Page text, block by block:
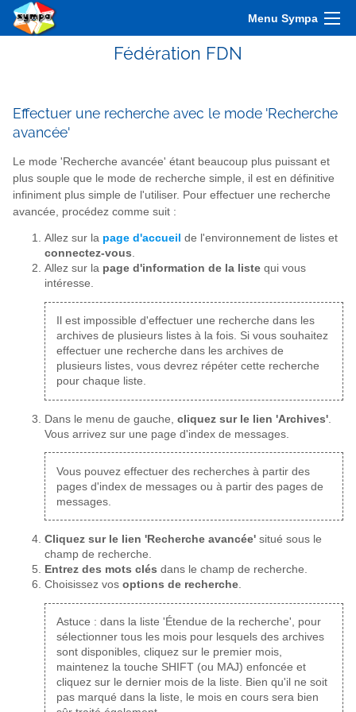
Menu Sympa
Fédération FDN
Effectuer une recherche avec le mode 'Recherche
avancée'
Le mode 'Recherche avancée' étant beaucoup plus puissant et
plus souple que le mode de recherche simple, il est en définitive
infiniment plus simple de l'utiliser. Pour effectuer une recherche
avancée, procédez comme suit :
Allez sur la page d'accueil de l'environnement de listes et
connectez-vous.
Allez sur la page d'information de la liste qui vous
intéresse.
Il est impossible d'effectuer une recherche dans les
archives de plusieurs listes à la fois. Si vous souhaitez
effectuer une recherche dans les archives de
plusieurs listes, vous devrez répéter cette recherche
pour chaque liste.
Dans le menu de gauche, cliquez sur le lien 'Archives'
Vous arrivez sur une page d'index de messages.
Vous pouvez effectuer des recherches à partir des
pages d'index de messages ou à partir des pages de
messages.
Cliquez sur le lien 'Recherche avancée' situé sous le
champ de recherche.
Entrez des mots clés dans le champ de recherche.
Choisissez vos options de recherche
Astuce : dans la liste 'Étendue de la recherche', pour
sélectionner tous les mois pour lesquels des archives
sont disponibles, cliquez sur le premier mois,
maintenez la touche SHIFT (ou MAJ) enfoncée et
cliquez sur le dernier mois de la liste. Bien qu'il ne soit
pas marqué dans la liste, le mois en cours sera bien